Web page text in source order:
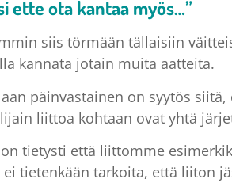
ette ota kantaa myös…”
siis törmään tällaisiin
kannata jotain muita aatteita.
päinvastainen on syytös
liittoa kohtaan ovat yhtä
tietysti että liittomme
ei tietenkään tarkoita, että liiton